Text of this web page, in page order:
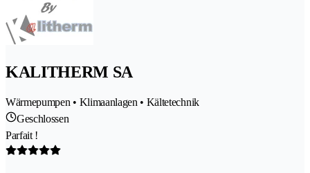
KALITHERM SA
Wärmepumpen • Klimaanlagen • Kältetechnik
Geschlossen
Parfait !